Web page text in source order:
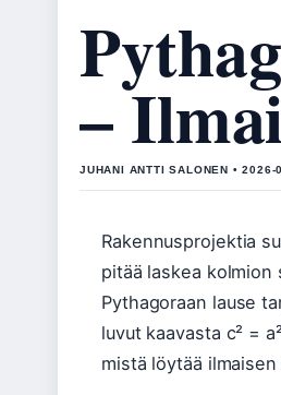
–
JUHANI ANTTI SALONEN • 2026-
Rakennusprojektia
pitää laskea
Pythagoraan lause
luvut kaavasta c² =
mistä löytää